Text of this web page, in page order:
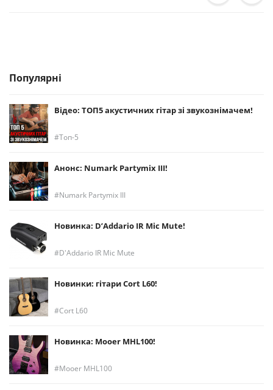
Популярні
Відео: ТОП5 акустичних гітар зі звукознімачем!
Топ-5
Анонс: Numark Partymix III!
Numark Partymix III
Новинка: D’Addario IR Mic Mute!
D'Addario IR Mic Mute
Новинки: гітари Cort L60!
Cort L60
Новинка: Mooer MHL100!
Mooer MHL100